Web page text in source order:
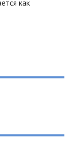
как